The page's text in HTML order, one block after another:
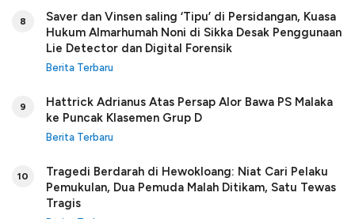
8
Saver dan Vinsen saling ‘Tipu’ di Persidangan, Kuasa
Hukum Almarhumah Noni di Sikka Desak Penggunaan
Lie Detector dan Digital Forensik
Berita Terbaru
9
Hattrick Adrianus Atas Persap Alor Bawa PS Malaka
ke Puncak Klasemen Grup D
Berita Terbaru
10
Tragedi Berdarah di Hewokloang: Niat Cari Pelaku
Pemukulan, Dua Pemuda Malah Ditikam, Satu Tewas
Tragis